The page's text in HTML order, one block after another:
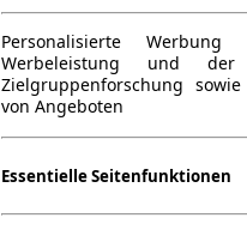
Personalisierte
Werbeleistung und
Zielgruppenforschung
von Angeboten
Essentielle Seitenfunktionen